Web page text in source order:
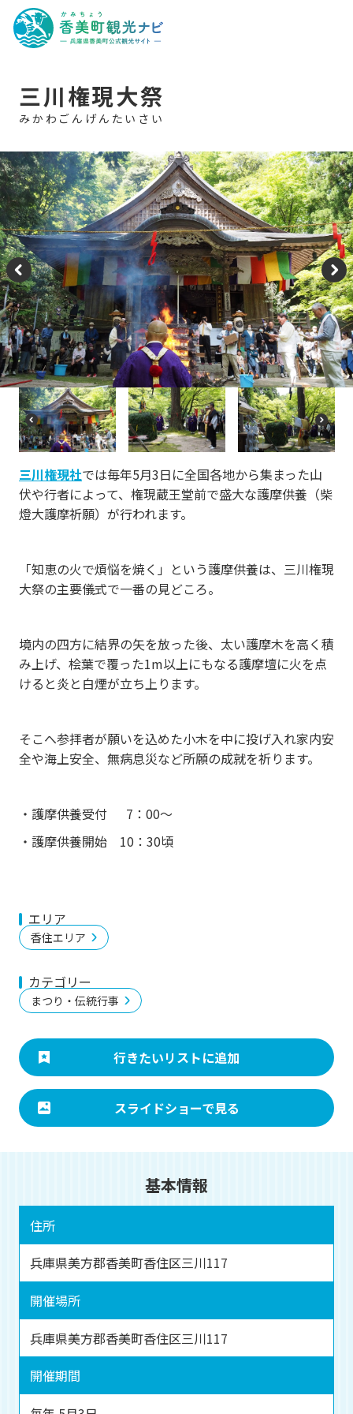
香
美
町
県
香
美
町
公
式
観
光
サ
イ
ト
-
三川権現大祭
P
re
vi
o
u
s
N
e
xt
P
r
e
vi
o
u
s
N
e
xt
三川権現社では毎年5月3日に全国各地から集まった山
伏や行者によって、権現蔵王堂前で盛大な護摩供養（柴
燈大護摩祈願）が行われます。
「知恵の火で煩悩を焼く」という護摩供養は、三川権現
大祭の主要儀式で一番の見どころ。
境内の四方に結界の矢を放った後、太い護摩木を高く積
み上げ、桧葉で覆った1m以上にもなる護摩壇に火を点
けると炎と白煙が立ち上ります。
そこへ参拝者が願いを込めた小木を中に投げ入れ家内安
全や海上安全、無病息災など所願の成就を祈ります。
・護摩供養受付 7：00～
・護摩供養開始 10：30頃
エリア
香住エリア
カテゴリー
まつり・伝統行事
行きたいリストに追加
スライドショーで見る
基本情報
住所
兵庫県美方郡香美町香住区三川117
開催場所
兵庫県美方郡香美町香住区三川117
開催期間